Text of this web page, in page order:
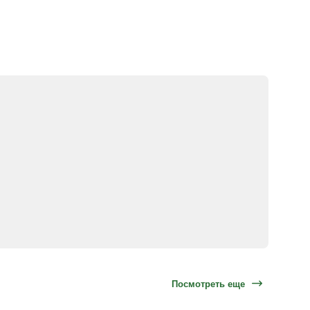
Посмотреть еще